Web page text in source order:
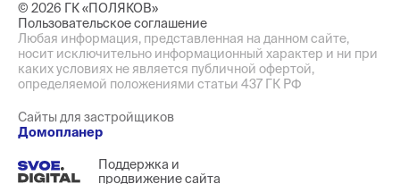
© 2026 ГК «ПОЛЯКОВ»
Пользовательское соглашение
Любая информация, представленная на данном сайте,
носит исключительно информационный характер и ни при
каких условиях не является публичной офертой,
определяемой положениями статьи 437 ГК РФ
Сайты для застройщиков
Домопланер
Поддержка и
продвижение сайта